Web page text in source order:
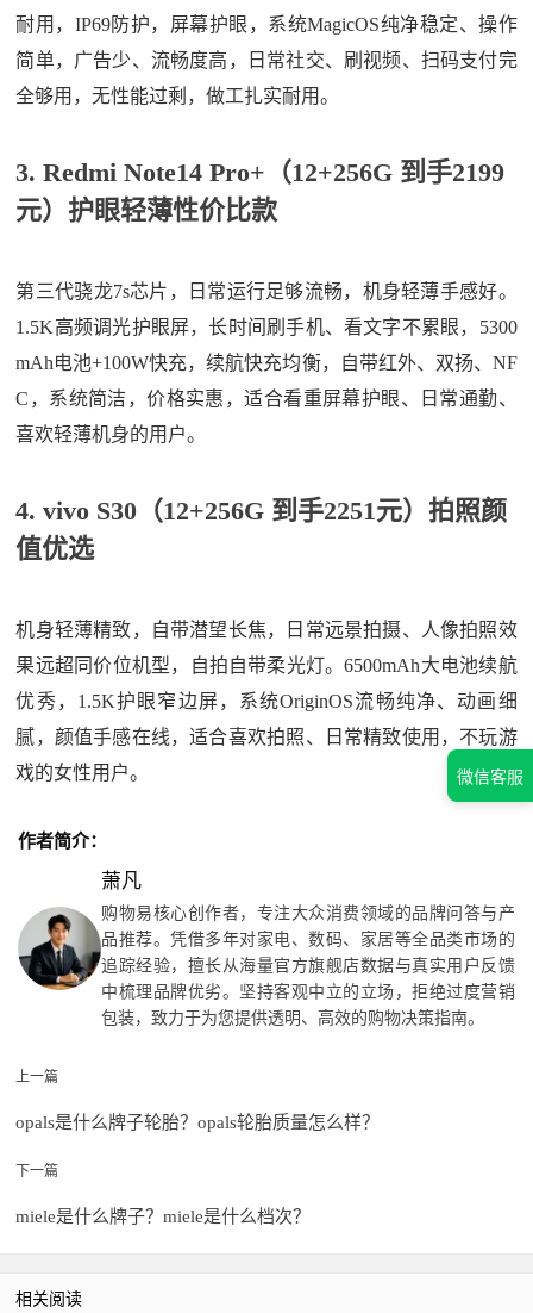
耐用，IP69防护，屏幕护眼，系统MagicOS纯净稳定、操作
简单，广告少、流畅度高，日常社交、刷视频、扫码支付完
全够用，无性能过剩，做工扎实耐用。
3. Redmi Note14 Pro+（12+256G 到手2199
元）护眼轻薄性价比款
第三代骁龙7s芯片，日常运行足够流畅，机身轻薄手感好。
1.5K高频调光护眼屏，长时间刷手机、看文字不累眼，5300
mAh电池+100W快充，续航快充均衡，自带红外、双扬、NF
C，系统简洁，价格实惠，适合看重屏幕护眼、日常通勤、
喜欢轻薄机身的用户。
4. vivo S30（12+256G 到手2251元）拍照颜
值优选
机身轻薄精致，自带潜望长焦，日常远景拍摄、人像拍照效
果远超同价位机型，自拍自带柔光灯。6500mAh大电池续航
优秀，1.5K护眼窄边屏，系统OriginOS流畅纯净、动画细
腻，颜值手感在线，适合喜欢拍照、日常精致使用，不玩游
戏的女性用户。
作者简介：
萧凡
购物易核心创作者，专注大众消费领域的品牌问答与产
品推荐。凭借多年对家电、数码、家居等全品类市场的
追踪经验，擅长从海量官方旗舰店数据与真实用户反馈
中梳理品牌优劣。坚持客观中立的立场，拒绝过度营销
包装，致力于为您提供透明、高效的购物决策指南。
上一篇
opals是什么牌子轮胎？opals轮胎质量怎么样？
下一篇
miele是什么牌子？miele是什么档次？
相关阅读
微信客服